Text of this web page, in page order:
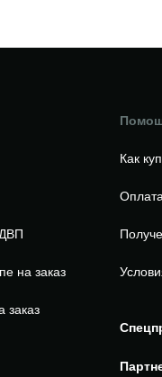
на заказ
заказ
Как